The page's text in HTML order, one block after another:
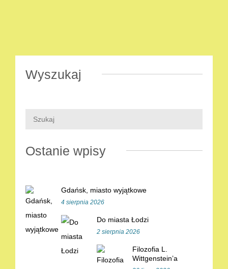
Wyszukaj
Ostanie wpisy
Gdańsk, miasto wyjątkowe
4 sierpnia 2026
Do miasta Łodzi
2 sierpnia 2026
Filozofia L.
Wittgenstein’a